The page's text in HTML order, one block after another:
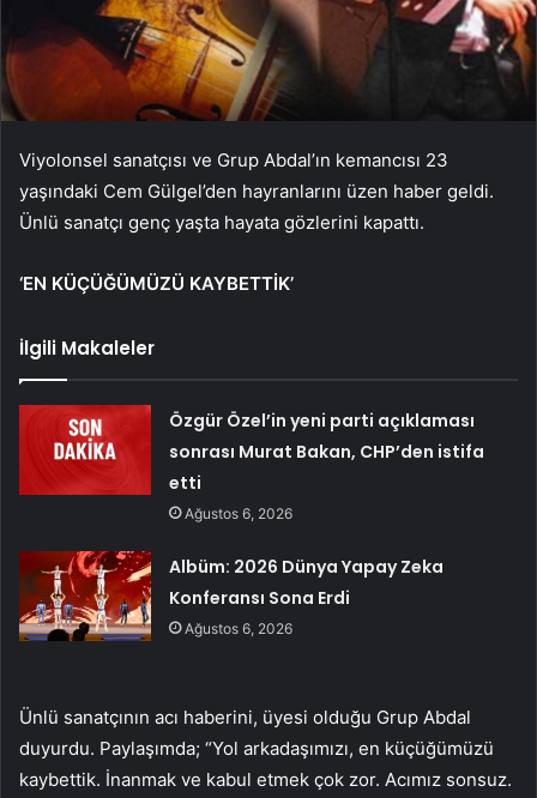
Viyolonsel sanatçısı ve Grup Abdal’ın kemancısı 23
yaşındaki Cem Gülgel’den hayranlarını üzen haber geldi.
Ünlü sanatçı genç yaşta hayata gözlerini kapattı.
‘EN KÜÇÜĞÜMÜZÜ KAYBETTİK’
İlgili Makaleler
Özgür Özel’in yeni parti açıklaması
sonrası Murat Bakan, CHP’den istifa
etti
Ağustos 6, 2026
Albüm: 2026 Dünya Yapay Zeka
Konferansı Sona Erdi
Ağustos 6, 2026
Ünlü sanatçının acı haberini, üyesi olduğu Grup Abdal
duyurdu. Paylaşımda; “Yol arkadaşımızı, en küçüğümüzü
kaybettik. İnanmak ve kabul etmek çok zor. Acımız sonsuz.